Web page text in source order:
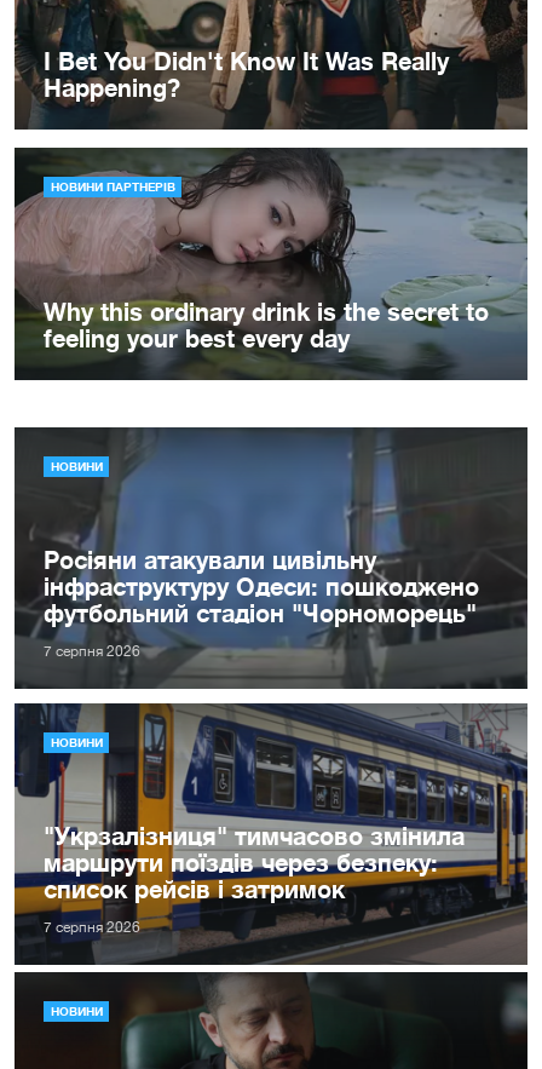
НОВИНИ
Росіяни атакували цивільну
інфраструктуру Одеси: пошкоджено
футбольний стадіон "Чорноморець"
7 серпня 2026
НОВИНИ
"Укрзалізниця" тимчасово змінила
маршрути поїздів через безпеку:
список рейсів і затримок
7 серпня 2026
НОВИНИ